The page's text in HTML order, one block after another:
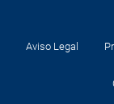
Aviso Legal